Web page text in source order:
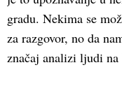
gradu. Nekima se
za razgovor, no da
značaj analizi ljudi na